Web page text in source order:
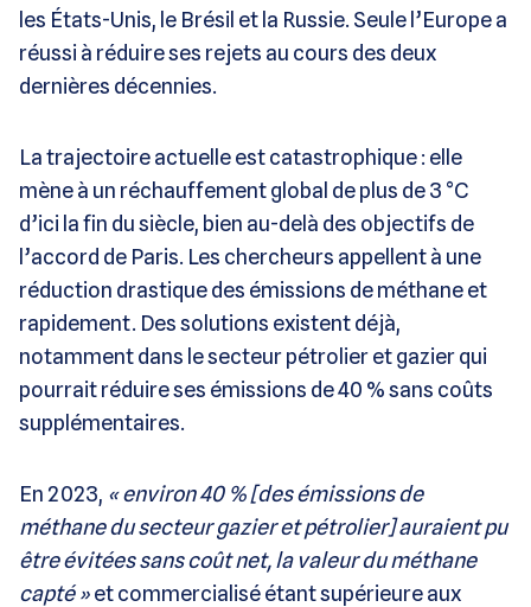
les États-Unis, le Brésil et la Russie. Seule l’Europe a
réussi à réduire ses rejets au cours des deux
dernières décennies.
La trajectoire actuelle est catastrophique : elle
mène à un réchauffement global de plus de 3 °C
d’ici la fin du siècle, bien au-delà des objectifs de
l’accord de Paris. Les chercheurs appellent à une
réduction drastique des émissions de méthane et
rapidement. Des solutions existent déjà,
notamment dans le secteur pétrolier et gazier qui
pourrait réduire ses émissions de 40 % sans coûts
supplémentaires.
En 2023, « environ 40 % [des émissions de
méthane du secteur gazier et pétrolier] auraient pu
être évitées sans coût net, la valeur du méthane
capté »et commercialisé étant supérieure aux